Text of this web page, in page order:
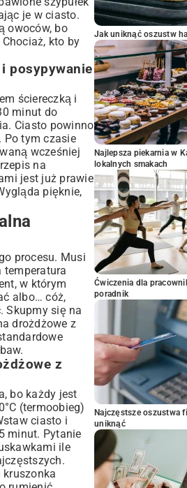
je w ciasto.
owoców, bo
kto by
posypywanie
ściereczką i
minut do
Ciasto powinno
Po tym czasie
wcześniej
na
jest już prawie
pięknie,
procesu. Musi
temperatura
w którym
albo… cóż,
Skupmy się na
drożdżowe z
z
bo każdy jest
(termoobieg)
ciasto i
minut. Pytanie
ile
Jak uniknąć oszustw
Najlepsza piekarnia w
lokalnych smakach
Ćwiczenia dla
poradnik
Najczęstsze oszustwa
uniknąć